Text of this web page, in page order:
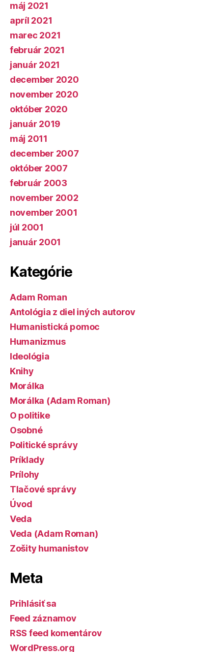
máj 2021
apríl 2021
marec 2021
február 2021
január 2021
december 2020
november 2020
október 2020
január 2019
máj 2011
december 2007
október 2007
február 2003
november 2002
november 2001
júl 2001
január 2001
Kategórie
Adam Roman
Antológia z diel iných autorov
Humanistická pomoc
Humanizmus
Ideológia
Knihy
Morálka
Morálka (Adam Roman)
O politike
Osobné
Politické správy
Príklady
Prílohy
Tlačové správy
Úvod
Veda
Veda (Adam Roman)
Zošity humanistov
Meta
Prihlásiť sa
Feed záznamov
RSS feed komentárov
WordPress.org